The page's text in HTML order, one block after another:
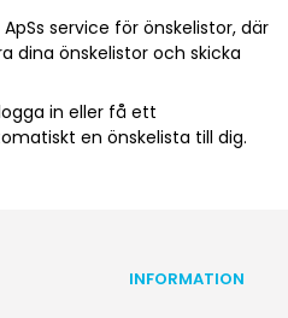
service för önskelistor, där
dina önskelistor och skicka
in eller få ett
en önskelista till dig.
INFORMATION